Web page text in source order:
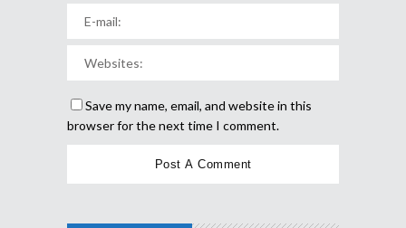
Save my name, email, and website in this
browser for the next time I comment.